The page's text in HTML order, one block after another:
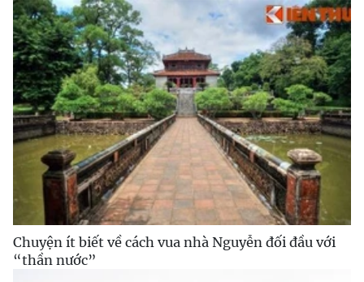
Chuyện ít biết về cách vua nhà Nguyễn đối đầu với
“thần nước”